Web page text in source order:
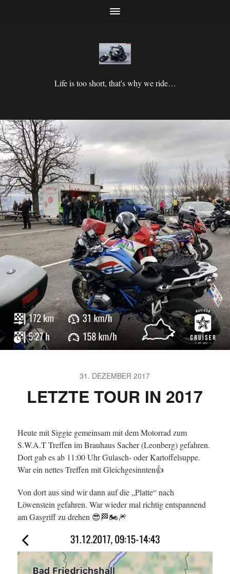
Life is too short, that's why we ride…
31. DEZEMBER 2017
LETZTE TOUR IN 2017
Heute mit Siggie gemeinsam mit dem Motorrad zum
S.W.A.T Treffen im Brauhaus Sacher (Leonberg) gefahren.
Dort gab es ab 11:00 Uhr Gulasch- oder Kartoffelsuppe.
War ein nettes Treffen mit Gleichgesinnten👍
Von dort aus sind wir dann auf die „Platte“ nach
Löwenstein gefahren. War wieder mal richtig entspannend
am Gasgriff zu drehen 😎🏁🏍🎆